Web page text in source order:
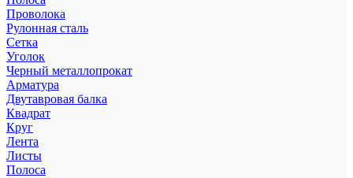
Проволока
Рулонная сталь
Сетка
Уголок
Черный металлопрокат
Арматура
Двутавровая балка
Квадрат
Круг
Лента
Листы
Полоса